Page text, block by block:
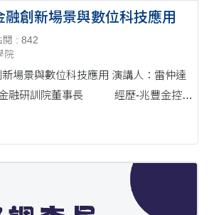
融創新場景與數位科技應用
閱 : 842
院
數位科技應用 演講人：雷仲達